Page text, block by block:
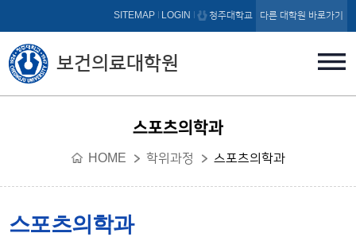
본문 바로가기
보건의료대학원
SITEMAP LOGIN 청주대학교 다른 대학원 바로가기
스포츠의학과
HOME 학위과정 스포츠의학과
스포츠의학과